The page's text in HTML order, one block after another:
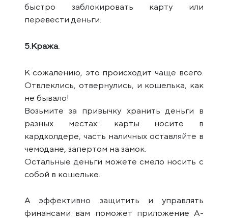
быстро заблокировать карту или
перевести деньги.
5.Кража.
К сожалению, это происходит чаще всего.
Отвлеклись, отвернулись, и кошелька, как
не бывало!
Возьмите за привычку хранить деньги в
разных местах: карты носите в
кардхолдере, часть наличных оставляйте в
чемодане, запертом на замок.
Остальные деньги можете смело носить с
собой в кошельке.
А эффективно защитить и управлять
финансами вам поможет приложение A-